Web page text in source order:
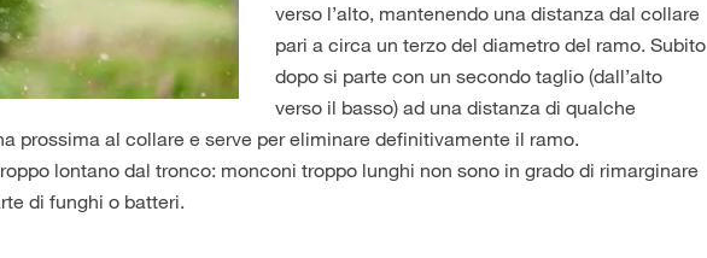
verso l’alto, mantenendo una distanza dal collare
pari a circa un terzo del diametro del ramo. Subito
dopo si parte con un secondo taglio (dall’alto
verso il basso) ad una distanza di qualche
prossima al collare e serve per eliminare definitivamente il ramo.
lontano dal tronco: monconi troppo lunghi non sono in grado di rimarginare
di funghi o batteri.